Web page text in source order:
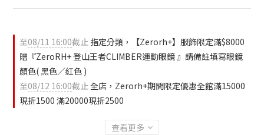
至08/11 16:00截止 指定分類，【Zerorh+】服飾限定滿$8000
贈『ZeroRH+ 登山王者CLIMBER運動眼鏡 』請備註填寫眼鏡
顏色( 黑色／紅色 )
至08/12 16:00截止全店，Zerorh+期間限定優惠全館滿15000
現折1500 滿20000現折2500
查看更多